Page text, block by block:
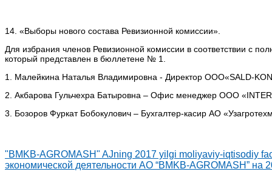
14. «Выборы нового состава Ревизионной комиссии».
Для избрания членов Ревизионной комиссии в соответствии с
который представлен в бюллетене № 1.
1. Малейкина Наталья Владимировна - Директор ООО«SALD-
2. Акбарова Гульчехра Батыровна – Офис менеджер ООО
3. Бозоров Фуркат Бобокулович – Бухгалтер-касир АО
"BMKB-AGROMASH" AJning 2017 yilgi moliyaviy-iqtisodiy
экономической деятельности АО “BMKB-AGROMASH” на